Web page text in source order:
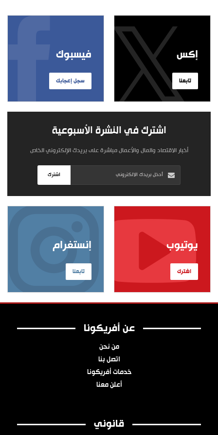
فيسبوك
سجل إعجابك
إكس
تابعنا
اشترك في النشرة الأسبوعية
أخبار الاقتصاد والمال والأعمال مباشرة على بريدك الإلكتروني الخاص
اشترك
إنستغرام
تابعنا
يوتيوب
اشترك
عن أفريكونا
من نحن
اتصل بنا
خدمات أفريكونا
أعلن معنا
قانوني